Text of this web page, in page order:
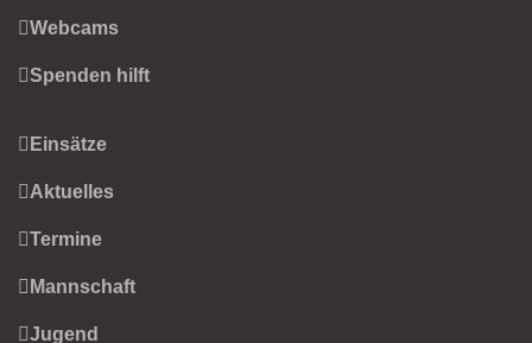
Webcams
Spenden hilft
Einsätze
Aktuelles
Termine
Mannschaft
Jugend